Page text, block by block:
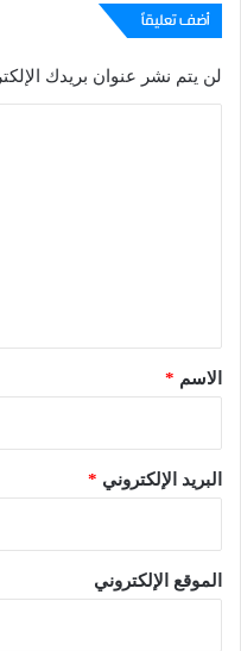
أضف تعليقاً
لن يتم نشر عنوان بريدك
*الاسم *
البريد الإلكتروني *
الموقع الإلكتروني